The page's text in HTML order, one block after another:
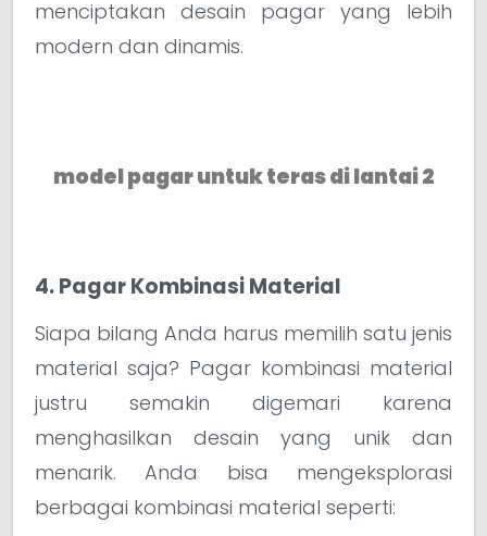
menciptakan desain pagar yang lebih
modern dan dinamis.
model pagar untuk teras di lantai 2
4. Pagar Kombinasi Material
Siapa bilang Anda harus memilih satu jenis
material saja? Pagar kombinasi material
justru semakin digemari karena
menghasilkan desain yang unik dan
menarik. Anda bisa mengeksplorasi
berbagai kombinasi material seperti: